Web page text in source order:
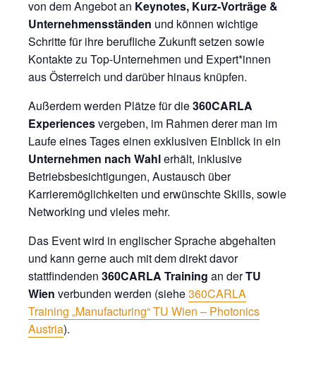
von dem Angebot an Keynotes, Kurz-Vorträge &
Unternehmensständen und können wichtige
Schritte für ihre berufliche Zukunft setzen sowie
Kontakte zu Top-Unternehmen und Expert*innen
aus Österreich und darüber hinaus knüpfen.
Außerdem werden Plätze für die360CARLA
Experiencesvergeben, im Rahmen derer man im
Laufe eines Tages einen exklusiven Einblick in ein
Unternehmen nach Wahlerhält, inklusive
Betriebsbesichtigungen, Austausch über
Karrieremöglichkeiten und erwünschte Skills, sowie
Networking und vieles mehr.
Das Event wird in englischer Sprache abgehalten
und kann gerne auch mit dem direkt davor
stattfindenden 360CARLA Training an derTU
Wien verbunden werden (siehe360CARLA
Training „Manufacturing“ TU Wien – Photonics
Austria).